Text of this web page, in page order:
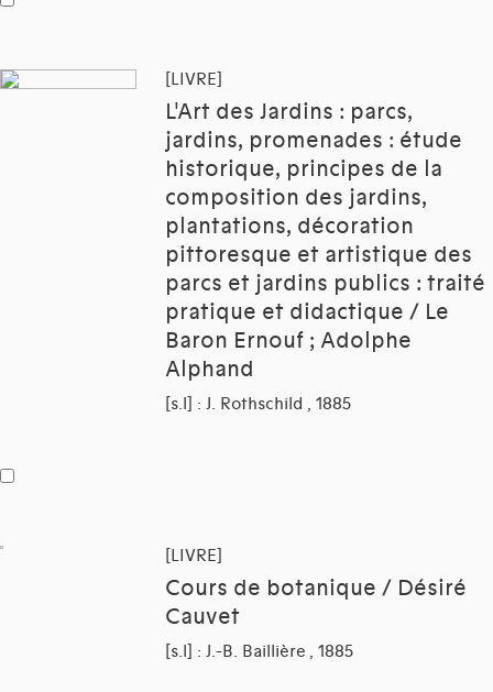
[LIVRE]
L'Art des Jardins : parcs,
jardins, promenades : étude
historique, principes de la
composition des jardins,
plantations, décoration
pittoresque et artistique des
parcs et jardins publics : traité
pratique et didactique / Le
Baron Ernouf ; Adolphe
Alphand
[s.l] : J. Rothschild , 1885
[LIVRE]
Cours de botanique / Désiré
Cauvet
[s.l] : J.-B. Baillière , 1885